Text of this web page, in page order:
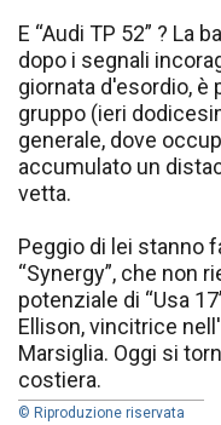
E “Audi TP 52” ? La
dopo i segnali
giornata d'esordio, è
gruppo (ieri
generale, dove
accumulato un
vetta.
Peggio di lei stanno
“Synergy”, che non
potenziale di “Usa
Ellison, vincitrice
Marsiglia. Oggi si
costiera.
© Riproduzione riservata